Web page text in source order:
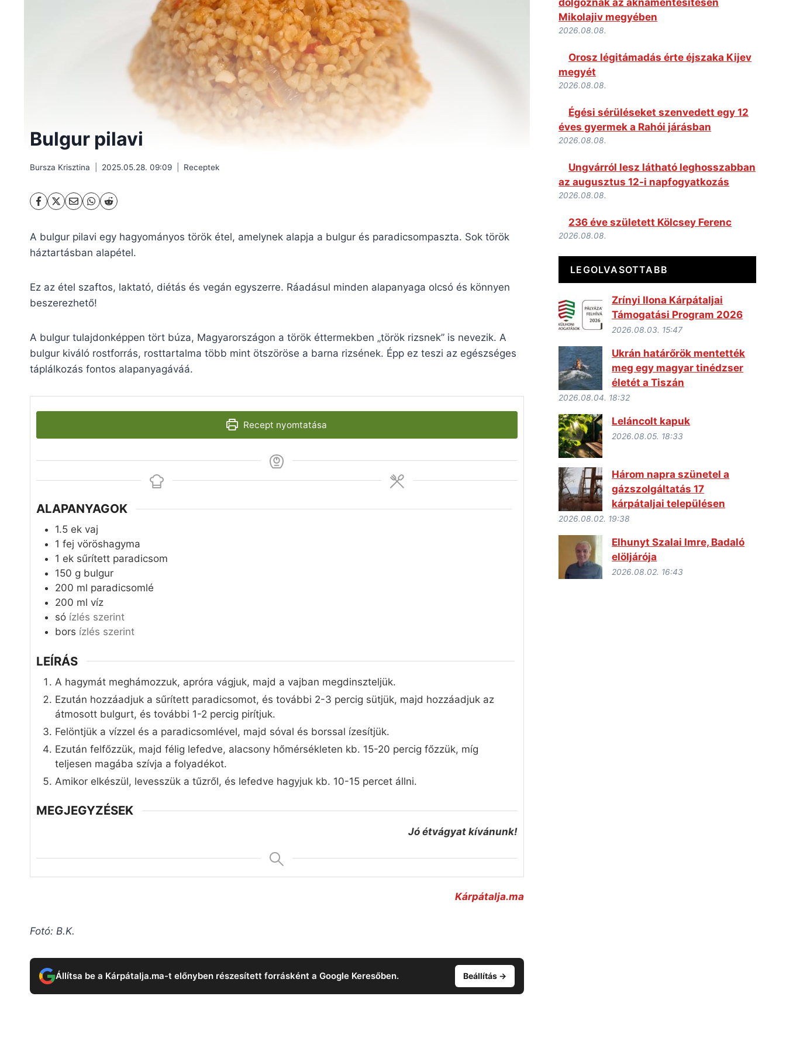
Bulgur pilavi
Bursza Krisztina 2025.05.28. 09:09 Receptek
A bulgur pilavi egy hagyományos török étel, amelynek alapja a bulgur és paradicsompaszta. Sok török
háztartásban alapétel.
Ez az étel szaftos, laktató, diétás és vegán egyszerre. Ráadásul minden alapanyaga olcsó és könnyen
beszerezhető!
A bulgur tulajdonképpen tört búza, Magyarországon a török éttermekben „török rizsnek” is nevezik. A
bulgur kiváló rostforrás, rosttartalma több mint ötszöröse a barna rizsének. Épp ez teszi az egészséges
táplálkozás fontos alapanyagáváá.
Recept nyomtatása
ALAPANYAGOK
1.5 ek vaj
1 fej vöröshagyma
1 ek sűrített paradicsom
150 g bulgur
200 ml paradicsomlé
200 ml víz
só ízlés szerint
bors ízlés szerint
LEÍRÁS
A hagymát meghámozzuk, apróra vágjuk, majd a vajban megdinszteljük.
Ezután hozzáadjuk a sűrített paradicsomot, és további 2-3 percig sütjük, majd hozzáadjuk az
átmosott bulgurt, és további 1-2 percig pirítjuk.
Felöntjük a vízzel és a paradicsomlével, majd sóval és borssal ízesítjük.
Ezután felfőzzük, majd félig lefedve, alacsony hőmérsékleten kb. 15-20 percig főzzük, míg
teljesen magába szívja a folyadékot.
Amikor elkészül, levesszük a tűzről, és lefedve hagyjuk kb. 10-15 percet állni.
MEGJEGYZÉSEK
Jó étvágyat kívánunk!
Kárpátalja.ma
Fotó: B.K.
Állítsa be a Kárpátalja.ma-t előnyben részesített forrásként a Google Keresőben. Beállítás →
Mikolajiv megyében
2026.08.08.
Orosz légitámadás érte éjszaka Kijev
megyét
2026.08.08.
Égési sérüléseket szenvedett egy 12
éves gyermek a Rahói járásban
2026.08.08.
Ungvárról lesz látható leghosszabban
az augusztus 12-i napfogyatkozás
2026.08.08.
236 éve született Kölcsey Ferenc
2026.08.08.
LEGOLVASOTTABB
Zrínyi Ilona Kárpátaljai
Támogatási Program 2026
2026.08.03. 15:47
Ukrán határőrök mentették
meg egy magyar tinédzser
életét a Tiszán
2026.08.04. 18:32
Leláncolt kapuk
2026.08.05. 18:33
Három napra szünetel a
gázszolgáltatás 17
kárpátaljai településen
2026.08.02. 19:38
Elhunyt Szalai Imre, Badaló
elöljárója
2026.08.02. 16:43